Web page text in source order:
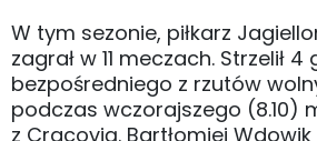
W tym sezonie, piłkarz
zagrał w 11 meczach. Strzelił
bezpośredniego z rzutów
podczas wczorajszego (8.10)
z Cracovią. Bartłomiej